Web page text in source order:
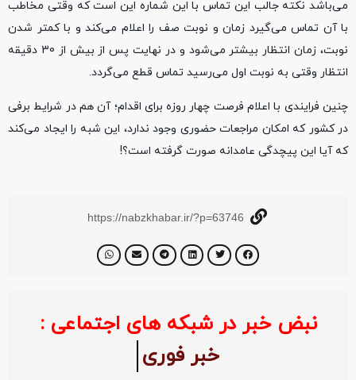
می‌باشد نکته جالب این تماس با این شماره این است که وقتی مخاطب
با آن تماس می‌گیرد زمان و نوبت صف را اعلام می‌کند و با کمتر شدن
نوبت، زمان انتظار بیشتر می‌شود و در نهایت پس از بیش از 30 دقیقه
انتظار وقتی به نوبت اول می‌رسید تماس قطع می‌گردد.
چنین فرایندی با اعلام فرصت چهار روزه برای اقدام؛ آن هم در شرایط برفی
در کشور که امکان مراجعات حضوری وجود ندارد، این شبه را ایجاد می‌کند
که آیا این پیچدگی عامدانه صورت گرفته است؟!
https://nabzkhabar.ir/?p=63746
نبض خبر در شبکه های اجتماعی : خبر